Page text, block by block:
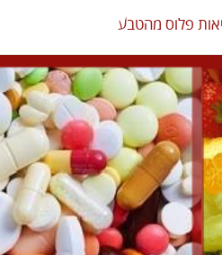
פלוס מהטבע
מהטבע